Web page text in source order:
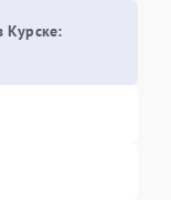
Курске: